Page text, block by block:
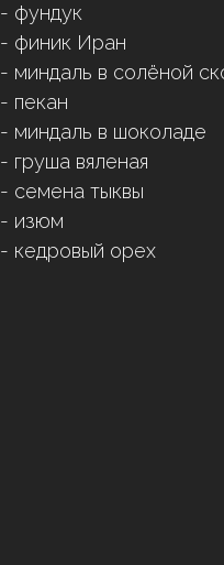
- фундук
- финик Иран
- миндаль в солёной
- пекан
- миндаль в шоколаде
- груша вяленая
- семена тыквы
- изюм
- кедровый орех